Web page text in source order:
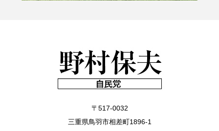
〒517-0032
三重県鳥羽市相差町1896-1